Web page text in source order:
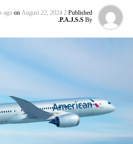
Published
2 years ago
on August 22, 2024
By
P.A.J.S.S.